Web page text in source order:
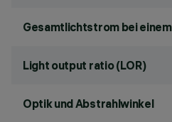
Gesamtlichtstrom bei
Light output ratio (LOR)
Optik und Abstrahlwinkel